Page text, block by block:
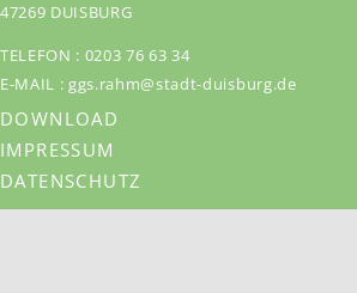
47269 DUISBURG
TELEFON : 0203 76 63 34
E-MAIL :ggs.rahm@stadt-duisburg.de
DOWNLOAD
IMPRESSUM
DATENSCHUTZ